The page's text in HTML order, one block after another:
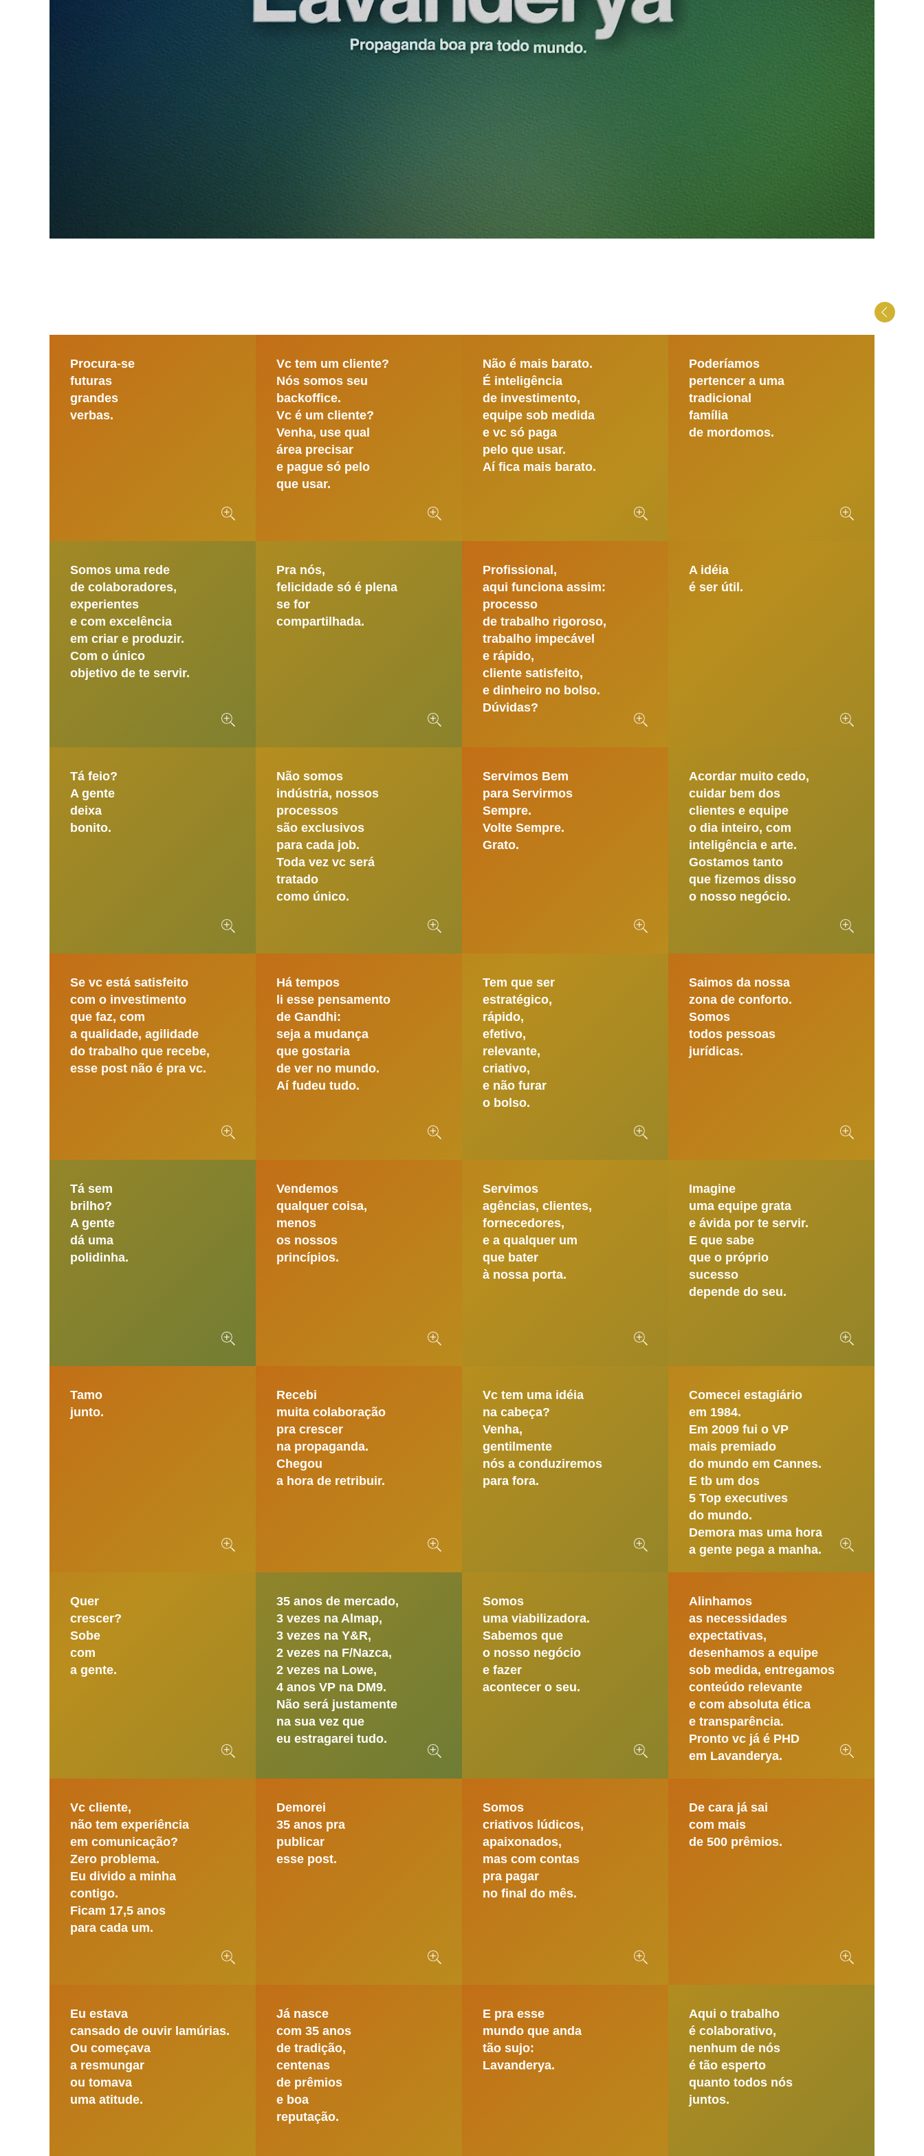
Procura-se
futuras
grandes
Procura-se
futuras
grandes
verbas.
Vc tem um cliente?
Nós somos seu
backoffice.
Vc é um cliente?
Venha, use qual
área precisar
e pague só pelo
que usar.
Não é mais barato.
É inteligência
de investimento,
equipe sob medida
e vc só paga
pelo que usar.
Aí fica mais barato.
Poderíamos
pertencer a uma
tradicional
família
de mordomos.
Somos uma rede
de colaboradores,
experientes
e com excelência
em criar e produzir.
Com o único
objetivo de te servir.
Pra nós,
felicidade só é plena
se for
compartilhada.
Profissional,
aqui funciona assim:
processo
de trabalho rigoroso,
trabalho impecável
e rápido,
cliente satisfeito,
e dinheiro no bolso.
Dúvidas?
A idéia
é ser útil.
Tá feio?
A gente
deixa
bonito.
Não somos
indústria, nossos
processos
são exclusivos
para cada job.
Toda vez vc será
tratado
como único.
Servimos Bem
para Servirmos
Sempre.
Volte Sempre.
Grato.
Acordar muito cedo,
cuidar bem dos
clientes e equipe
o dia inteiro, com
inteligência e arte.
Gostamos tanto
que fizemos disso
o nosso negócio.
Se vc está satisfeito
com o investimento
que faz, com
a qualidade, agilidade
do trabalho que recebe,
esse post não é pra vc.
Há tempos
li esse pensamento
de Gandhi:
seja a mudança
que gostaria
de ver no mundo.
Aí fudeu tudo.
Tem que ser
estratégico,
rápido,
efetivo,
relevante,
criativo,
e não furar
o bolso.
Saimos da nossa
zona de conforto.
Somos
todos pessoas
jurídicas.
Tá sem
brilho?
A gente
dá uma
polidinha.
Vendemos
qualquer coisa,
menos
os nossos
princípios.
Servimos
agências, clientes,
fornecedores,
e a qualquer um
que bater
à nossa porta.
Imagine
uma equipe grata
e ávida por te servir.
E que sabe
que o próprio
sucesso
depende do seu.
Tamo
junto.
Recebi
muita colaboração
pra crescer
na propaganda.
Chegou
a hora de retribuir.
Vc tem uma idéia
na cabeça?
Venha,
gentilmente
nós a conduziremos
para fora.
Comecei estagiário
em 1984.
Em 2009 fui o VP
mais premiado
do mundo em Cannes.
E tb um dos
5 Top executives
do mundo.
Demora mas uma hora
a gente pega a manha.
Quer
crescer?
Sobe
com
a gente.
35 anos de mercado,
3 vezes na Almap,
3 vezes na Y&R,
2 vezes na F/Nazca,
2 vezes na Lowe,
4 anos VP na DM9.
Não será justamente
na sua vez que
eu estragarei tudo.
Somos
uma viabilizadora.
Sabemos que
o nosso negócio
e fazer
acontecer o seu.
Alinhamos
as necessidades
expectativas,
desenhamos a equipe
sob medida, entregamos
conteúdo relevante
e com absoluta ética
e transparência.
Pronto vc já é PHD
em Lavanderya.
Vc cliente,
não tem experiência
em comunicação?
Zero problema.
Eu divido a minha
contigo.
Ficam 17,5 anos
para cada um.
Demorei
35 anos pra
publicar
esse post.
Somos
criativos lúdicos,
apaixonados,
mas com contas
pra pagar
no final do mês.
De cara já sai
com mais
de 500 prêmios.
Eu estava
cansado de ouvir lamúrias.
Ou começava
a resmungar
ou tomava
uma atitude.
Já nasce
com 35 anos
de tradição,
centenas
de prêmios
e boa
reputação.
E pra esse
mundo que anda
tão sujo:
Lavanderya.
Aqui o trabalho
é colaborativo,
nenhum de nós
é tão esperto
quanto todos nós
juntos.